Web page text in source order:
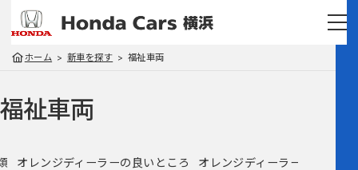
ホーム 新車を探す 福祉車両
福祉車両
オレンジディーラーの良いところ オレンジディーラーを探す